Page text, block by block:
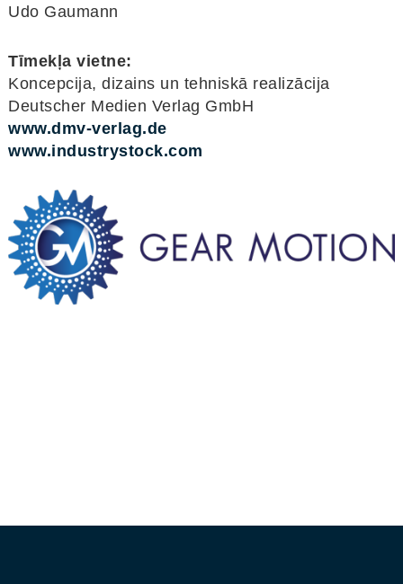
Udo Gaumann
Tīmekļa vietne:
Koncepcija, dizains un tehniskā realizācija
Deutscher Medien Verlag GmbH
www.dmv-verlag.de
www.industrystock.com